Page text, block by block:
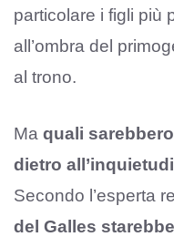
particolare i figli più
all’ombra del
al trono.
Ma quali
dietro
Secondo l’esperta
del Galles